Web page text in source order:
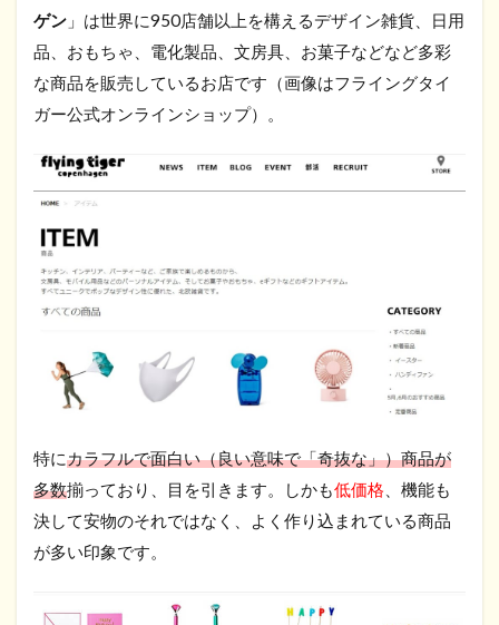
ゲン 」は世界に950店舗以上を構えるデザイン雑貨、日用
品、おもちゃ、電化製品、文房具、お菓子などなど多彩
な商品を販売しているお店です（画像はフライングタイ
ガー公式オンラインショップ）。
特にカラフルで面白い（良い意味で「奇抜な」）商品が
多数揃っており、目を引きます。しかも低価格 、機能も
決して安物のそれではなく、よく作り込まれている商品
が多い印象です。